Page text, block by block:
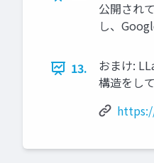
公開され
し、
13.
おまけ:
構造をし